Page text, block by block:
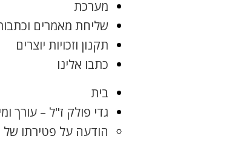
מערכת
שליחת מאמרים
תקנון וזכויות יוצרים
כתבו אלינו
בית
גדי פולק ז"ל – עורך
הודעה על פטירתו של